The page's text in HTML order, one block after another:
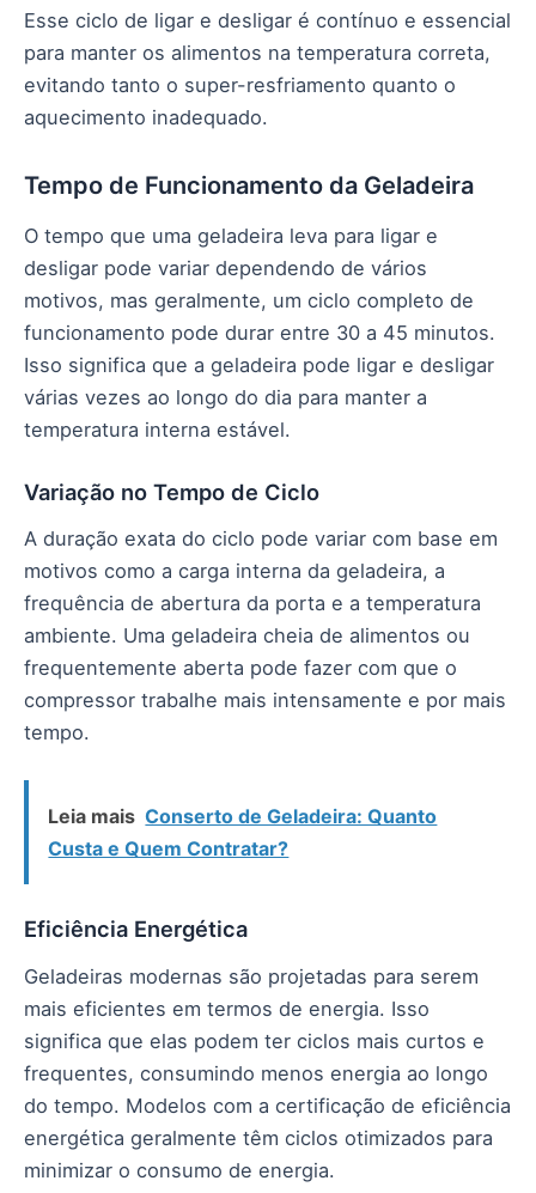
Esse ciclo de ligar e desligar é contínuo e essencial
para manter os alimentos na temperatura correta,
evitando tanto o super-resfriamento quanto o
aquecimento inadequado.
Tempo de Funcionamento da Geladeira
O tempo que uma geladeira leva para ligar e
desligar pode variar dependendo de vários
motivos, mas geralmente, um ciclo completo de
funcionamento pode durar entre 30 a 45 minutos.
Isso significa que a geladeira pode ligar e desligar
várias vezes ao longo do dia para manter a
temperatura interna estável.
Variação no Tempo de Ciclo
A duração exata do ciclo pode variar com base em
motivos como a carga interna da geladeira, a
frequência de abertura da porta e a temperatura
ambiente. Uma geladeira cheia de alimentos ou
frequentemente aberta pode fazer com que o
compressor trabalhe mais intensamente e por mais
tempo.
Leia mais Conserto de Geladeira: Quanto
Custa e Quem Contratar?
Eficiência Energética
Geladeiras modernas são projetadas para serem
mais eficientes em termos de energia. Isso
significa que elas podem ter ciclos mais curtos e
frequentes, consumindo menos energia ao longo
do tempo. Modelos com a certificação de eficiência
energética geralmente têm ciclos otimizados para
minimizar o consumo de energia.